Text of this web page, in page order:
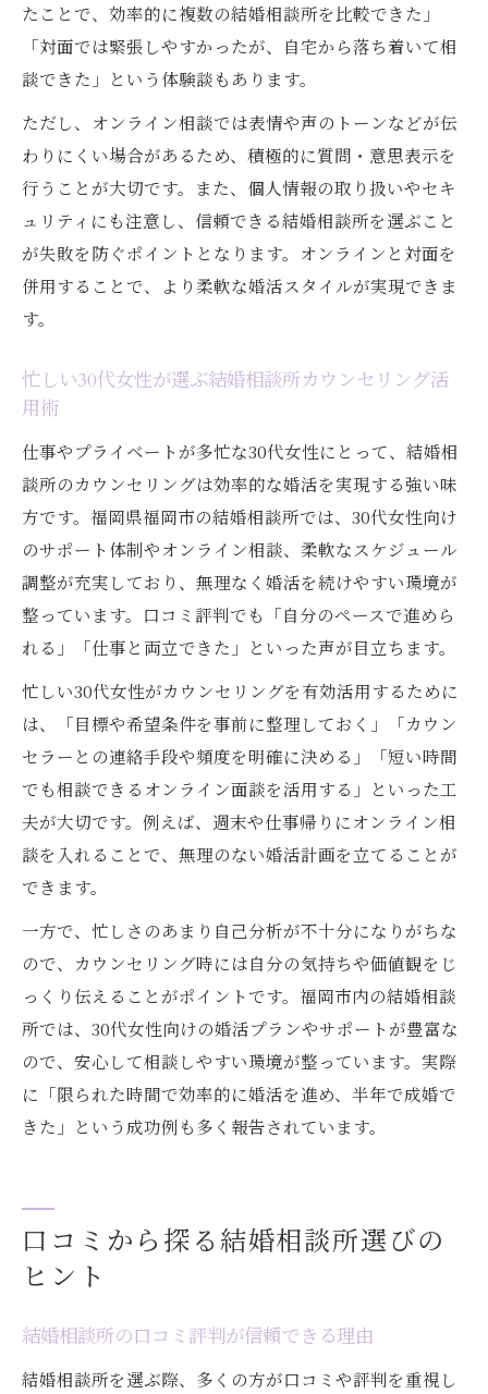
たことで、効率的に複数の結婚相談所を比較できた」
「対面では緊張しやすかったが、自宅から落ち着いて相
談できた」という体験談もあります。
ただし、オンライン相談では表情や声のトーンなどが伝
わりにくい場合があるため、積極的に質問・意思表示を
行うことが大切です。また、個人情報の取り扱いやセキ
ュリティにも注意し、信頼できる結婚相談所を選ぶこと
が失敗を防ぐポイントとなります。オンラインと対面を
併用することで、より柔軟な婚活スタイルが実現できま
す。
忙しい30代女性が選ぶ結婚相談所カウンセリング活
用術
仕事やプライベートが多忙な30代女性にとって、結婚相
談所のカウンセリングは効率的な婚活を実現する強い味
方です。福岡県福岡市の結婚相談所では、30代女性向け
のサポート体制やオンライン相談、柔軟なスケジュール
調整が充実しており、無理なく婚活を続けやすい環境が
整っています。口コミ評判でも「自分のペースで進めら
れる」「仕事と両立できた」といった声が目立ちます。
忙しい30代女性がカウンセリングを有効活用するために
は、「目標や希望条件を事前に整理しておく」「カウン
セラーとの連絡手段や頻度を明確に決める」「短い時間
でも相談できるオンライン面談を活用する」といった工
夫が大切です。例えば、週末や仕事帰りにオンライン相
談を入れることで、無理のない婚活計画を立てることが
できます。
一方で、忙しさのあまり自己分析が不十分になりがちな
ので、カウンセリング時には自分の気持ちや価値観をじ
っくり伝えることがポイントです。福岡市内の結婚相談
所では、30代女性向けの婚活プランやサポートが豊富な
ので、安心して相談しやすい環境が整っています。実際
に「限られた時間で効率的に婚活を進め、半年で成婚で
きた」という成功例も多く報告されています。
口コミから探る結婚相談所選びの
ヒント
結婚相談所の口コミ評判が信頼できる理由
結婚相談所を選ぶ際、多くの方が口コミや評判を重視し